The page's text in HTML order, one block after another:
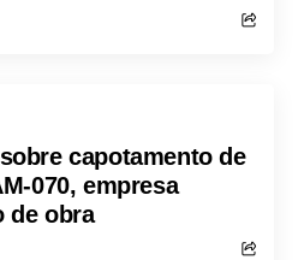
capotamento de
070, empresa
de obra